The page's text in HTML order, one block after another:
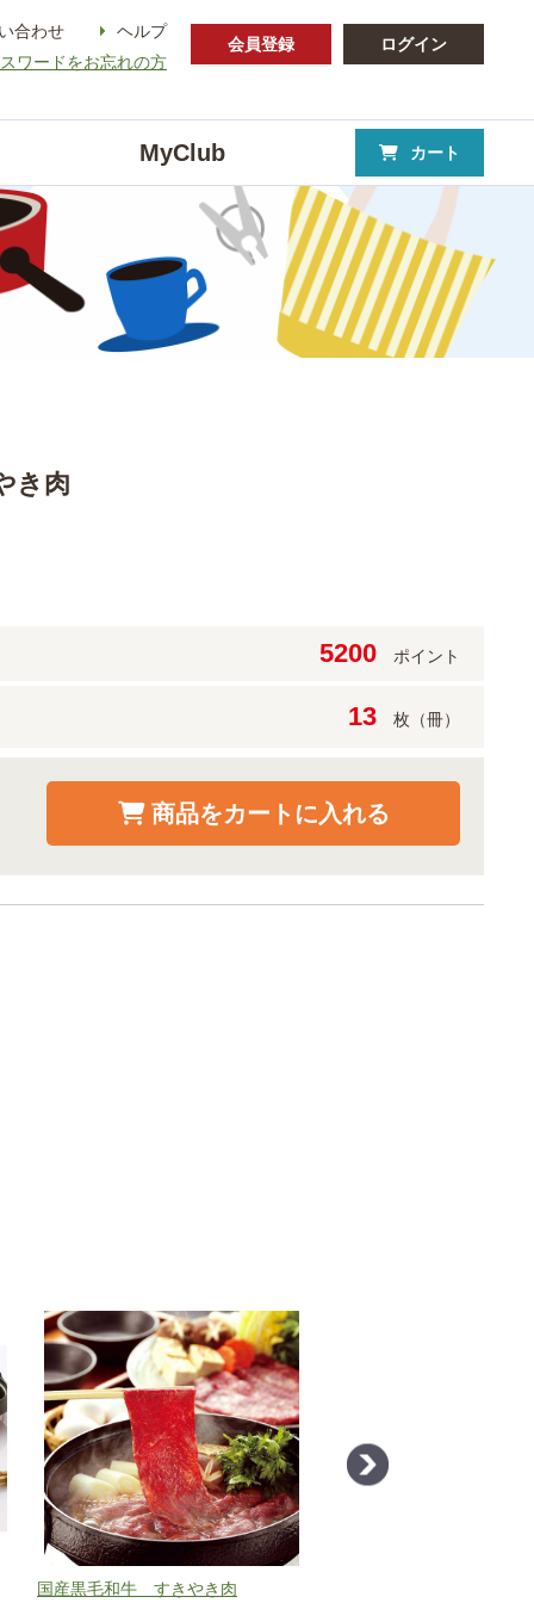
ヘルプ
合わせ
ワードをお忘れの方
会員登録 ログイン
MyClub カート
き肉
5200 ポイント
13 枚（冊）
国産黒毛和牛 すきやき肉